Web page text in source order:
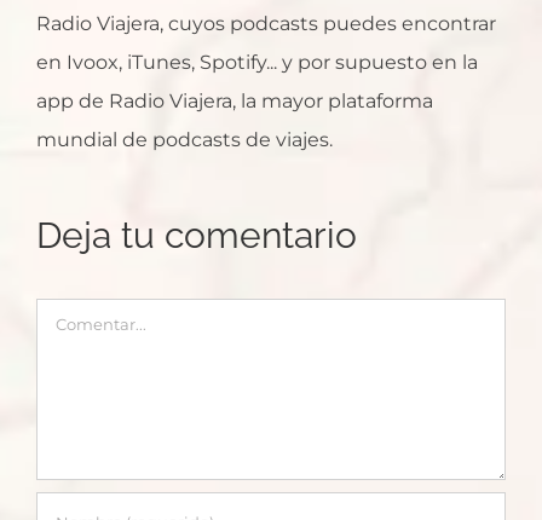
Radio Viajera, cuyos podcasts puedes encontrar
en Ivoox, iTunes, Spotify... y por supuesto en la
app de Radio Viajera, la mayor plataforma
mundial de podcasts de viajes.
Deja tu comentario
Comentar